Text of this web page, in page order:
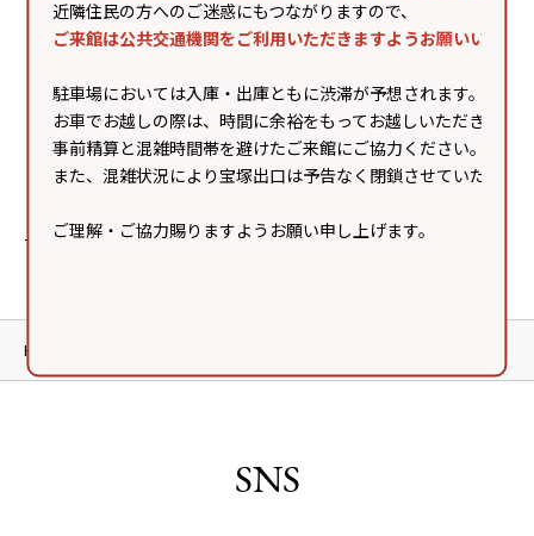
近隣住民の方へのご迷惑にもつながりますので、
ご来館は公共交通機関をご利用いただきますようお願いいたし
駐車場においては入庫・出庫ともに渋滞が予想されます。
お車でお越しの際は、時間に余裕をもってお越しいただき、
事前精算と混雑時間帯を避けたご来館にご協力ください。
また、混雑状況により宝塚出口は予告なく閉鎖させていただく
ご理解・ご協力賜りますようお願い申し上げます。
.Tue
【GARDENS LIVE】中島健
.Sun
【GARDENS LIVE】宇宙∞
Tweets by gardens_live
HOME
SNS